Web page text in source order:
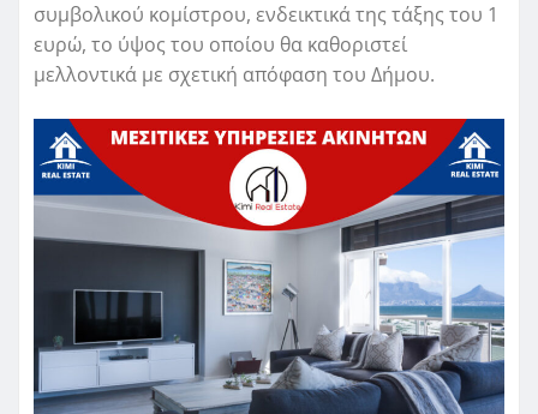
συμβολικού κομίστρου, ενδεικτικά της τάξης του 1
ευρώ, το ύψος του οποίου θα καθοριστεί
μελλοντικά με σχετική απόφαση του Δήμου.